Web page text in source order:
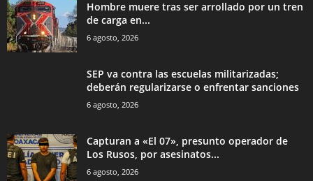
Hombre muere tras ser arrollado por un tren
de carga en...
6 agosto, 2026
SEP va contra las escuelas militarizadas;
deberán regularizarse o enfrentar sanciones
6 agosto, 2026
Capturan a «El 07», presunto operador de
Los Rusos, por asesinatos...
6 agosto, 2026